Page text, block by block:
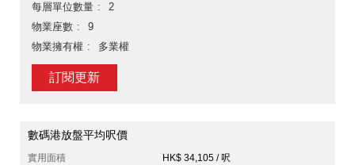
每層單位數量
2
物業座數
9
物業擁有權
多業權
訂閱更新
數碼港放盤平均呎價
實用面積
HK$ 34,105 / 呎